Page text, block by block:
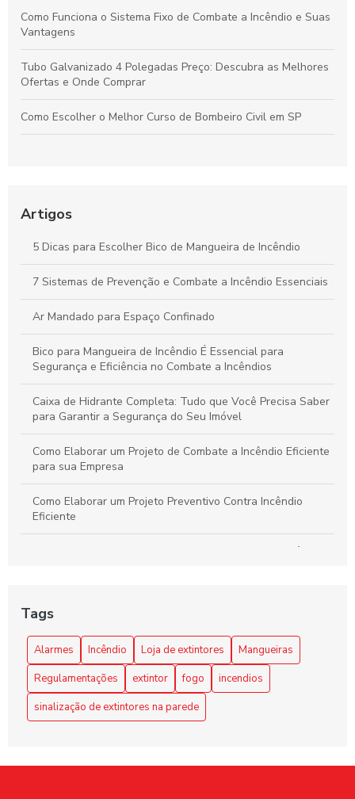
Como Funciona o Sistema Fixo de Combate a Incêndio e Suas
Vantagens
Tubo Galvanizado 4 Polegadas Preço: Descubra as Melhores
Ofertas e Onde Comprar
Como Escolher o Melhor Curso de Bombeiro Civil em SP
garantir a segurança
Tubo Galvanizado 4 Polegadas É a Escolha Ideal para
Projetos de Construção e Reformas
Artigos
5 Dicas para Escolher Bico de Mangueira de Incêndio
7 Sistemas de Prevenção e Combate a Incêndio Essenciais
Ar Mandado para Espaço Confinado
Bico para Mangueira de Incêndio É Essencial para
Segurança e Eficiência no Combate a Incêndios
Caixa de Hidrante Completa: Tudo que Você Precisa Saber
para Garantir a Segurança do Seu Imóvel
Como Elaborar um Projeto de Combate a Incêndio Eficiente
para sua Empresa
Como Elaborar um Projeto Preventivo Contra Incêndio
Eficiente
Como Escolher o Melhor Bico para Mangueira de Incêndio:
Como Escolher os Melhores Alarmes de Incêndio para Sua
Segurança
Como Funciona o Sistema Fixo de Combate a Incêndio e
Suas Vantagens
Descubra o Preço do Extintor ABC e Como Escolher o Ideal
Tags
Alarmes Incêndio Loja de extintores
Mangueiras
Regulamentações
extintor fogo
incendios
sinalização de extintores na parede